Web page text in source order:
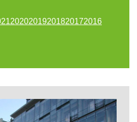
20202019201820172016